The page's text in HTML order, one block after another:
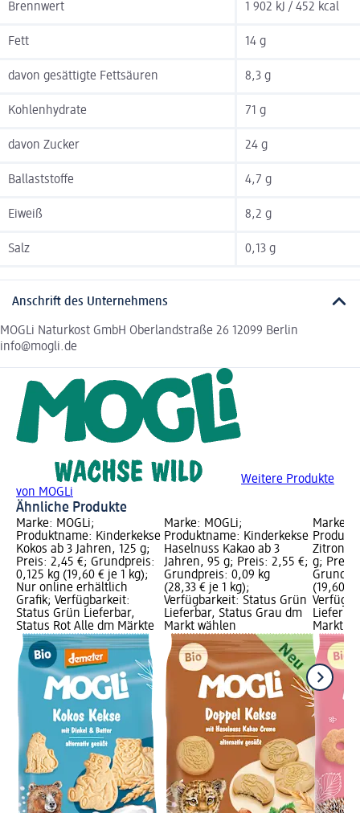
Brennwert 1 902 kJ / 452 kcal
Fett 14 g
davon gesättigte Fettsäuren 8,3 g
Kohlenhydrate 71 g
davon Zucker 24 g
Ballaststoffe 4,7 g
Eiweiß 8,2 g
Salz 0,13 g
Anschrift des Unternehmens
MOGLi Naturkost GmbH Oberlandstraße 26 12099 Berlin
info@mogli.de
Weitere Produkte
von MOGLi
Ähnliche Produkte
Marke: MOGLi;
Produktname: Kinderkekse
Kokos ab 3 Jahren, 125 g;
Preis: 2,45 €; Grundpreis:
0,125 kg (19,60 € je 1 kg);
Nur online erhältlich
Grafik; Verfügbarkeit:
Status Grün Lieferbar,
Status Rot Alle dm Märkte
Marke: MOGLi;
Produktname: Kinderkekse
Haselnuss Kakao ab 3
Jahren, 95 g; Preis: 2,55 €;
Grundpreis: 0,09 kg
(28,33 € je 1 kg);
Verfügbarkeit: Status Grün
Lieferbar, Status Grau dm
Markt wählen
Marke:
Zitrone
g; Preis:
(19,60 €
Markt